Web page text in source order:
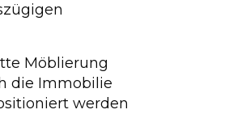
Möblierung
die Immobilie
werden